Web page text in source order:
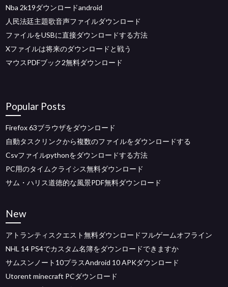
Nba 2k19ダウンロードandroid
人民法廷主題歌音声ファイルダウンロード
ファイルをUSBに直接ダウンロードする方法
Xファイルは将来のダウンロードと戦う
マウスPDFブック2無料ダウンロード
Popular Posts
Firefox 63ブラウザをダウンロード
自動タスクリンクから複数のファイルをダウンロードする
Csvファイルpythonをダウンロードする方法
PC用のタイムクライシス無料ダウンロード
サム・ハリス道徳的な風景PDF無料ダウンロード
New
アトランティスクエスト無料ダウンロードフルゲームオフライン
NHL 14 PS4でカスタム名簿をダウンロードできますか
サムスンノート10プラスAndroid 10 APKダウンロード
Utorent minecraft PCダウンロード